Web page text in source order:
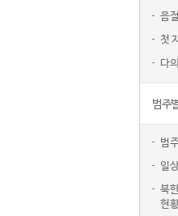
음
첫
다
범주
범
일
북
현